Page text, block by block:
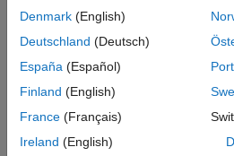
一
部
人
情
Denmark (English)
Deutschland (Deutsch)
España (Español)
Finland (English)
France (Français)
Ireland (English)